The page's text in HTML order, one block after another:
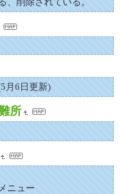
月6日更新)
所
ニュー